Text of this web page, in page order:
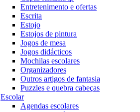
Entretenimento e ofertas
Escrita
Estojo
Estojos de pintura
Jogos de mesa
Jogos didácticos
Mochilas escolares
Organizadores
Outros artigos de fantasia
Puzzles e quebra cabeças
Escolar
Agendas escolares